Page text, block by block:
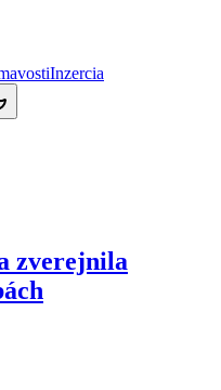
Inzercia
zverejnila